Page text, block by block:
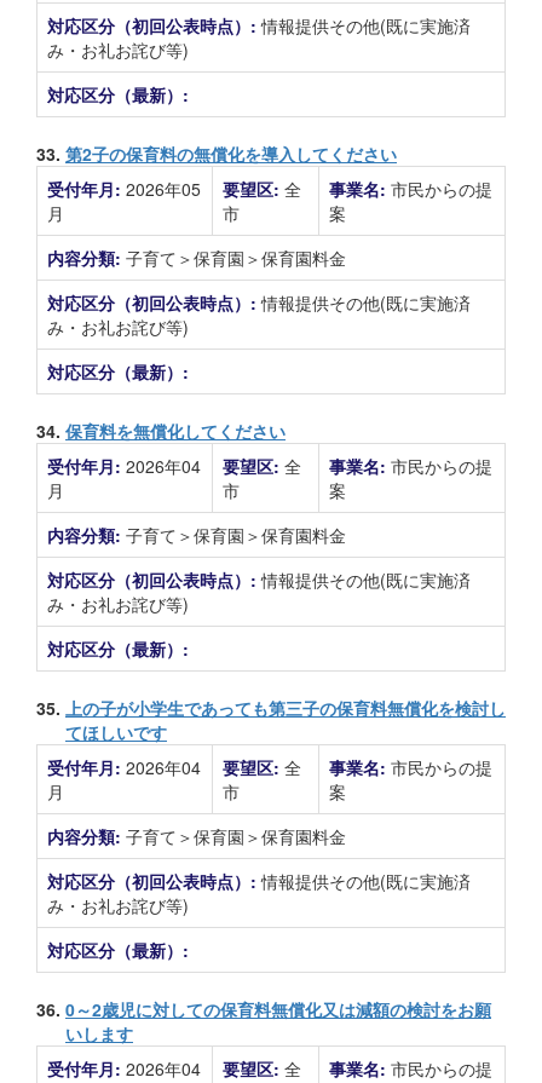
対応区分（初回公表時点）:情報提供その他(既に実施済
み・お礼お詫び等)
対応区分（最新）:
33. 第2子の保育料の無償化を導入してください
受付年月: 2026年05
月
要望区: 全
市
事業名: 市民からの提
案
内容分類: 子育て＞保育園＞保育園料金
対応区分（初回公表時点）:情報提供その他(既に実施済
み・お礼お詫び等)
対応区分（最新）:
34. 保育料を無償化してください
受付年月: 2026年04
月
要望区: 全
市
事業名: 市民からの提
案
内容分類: 子育て＞保育園＞保育園料金
対応区分（初回公表時点）:情報提供その他(既に実施済
み・お礼お詫び等)
対応区分（最新）:
35. 上の子が小学生であっても第三子の保育料無償化を検討し
てほしいです
受付年月: 2026年04
月
要望区: 全
市
事業名: 市民からの提
案
内容分類: 子育て＞保育園＞保育園料金
対応区分（初回公表時点）:情報提供その他(既に実施済
み・お礼お詫び等)
対応区分（最新）:
36. 0～2歳児に対しての保育料無償化又は減額の検討をお願
いします
受付年月: 2026年04
要望区: 全
事業名: 市民からの提